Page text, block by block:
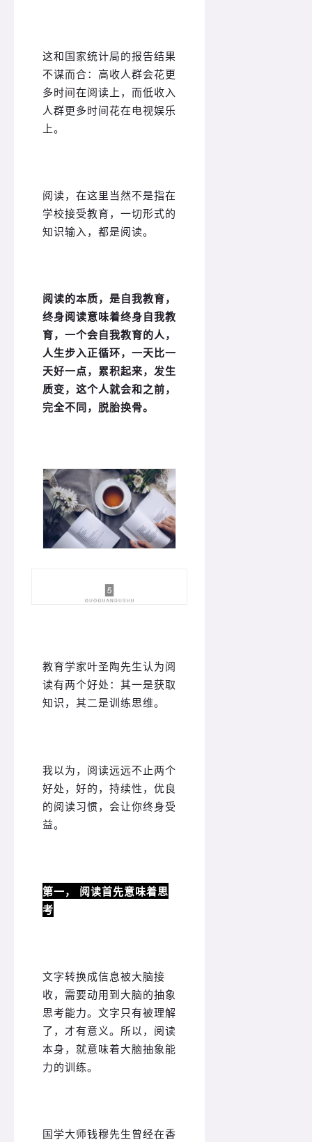
这和国家统计局的报告结果
不谋而合：高收人群会花更
多时间在阅读上，而低收入
人群更多时间花在电视娱乐
上。
阅读，在这里当然不是指在
学校接受教育，一切形式的
知识输入，都是阅读。
阅读的本质，是自我教育，
终身阅读意味着终身自我教
育，一个会自我教育的人，
人生步入正循环，一天比一
天好一点，累积起来，发生
质变，这个人就会和之前，
完全不同，脱胎换骨。
教育学家叶圣陶先生认为阅
读有两个好处：其一是获取
知识，其二是训练思维。
我以为，阅读远远不止两个
好处，好的，持续性，优良
的阅读习惯，会让你终身受
益。
第一， 阅读首先意味着思
考
文字转换成信息被大脑接
收，需要动用到大脑的抽象
思考能力。文字只有被理解
了，才有意义。所以，阅读
本身，就意味着大脑抽象能
力的训练。
国学大师钱穆先生曾经在香